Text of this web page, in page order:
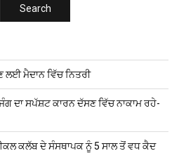
ਲਈ ਮੈਦਾਨ ਵਿੱਚ ਨਿਤਰੀ
ਦਾ ਸਪੱਸ਼ਟ ਕਾਰਨ ਦੱਸਣ ਵਿੱਚ ਨਾਕਾਮ ਰਹੇ-
ਕਲੱਬ ਦੇ ਸੰਸਥਾਪਕ ਨੂੰ 5 ਸਾਲ ਤੋਂ ਵਧ ਕੈਦ